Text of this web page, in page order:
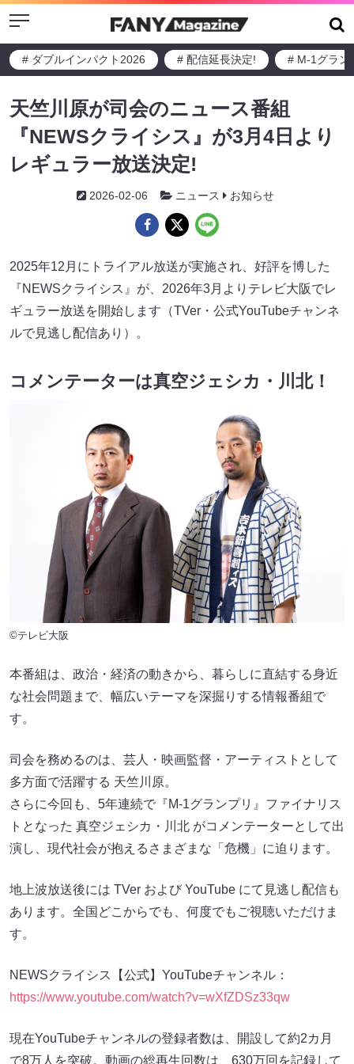
Menu
# ダブルインパクト2026 # 配信延長決定! # M-1グラン
天竺川原が司会のニュース番組
『NEWSクライシス』が3月4日より
レギュラー放送決定!
2026-02-06 ニュース お知らせ
2025年12月にトライアル放送が実施され、好評を博した
『NEWSクライシス』が、2026年3月よりテレビ大阪でレ
ギュラー放送を開始します（TVer・公式YouTubeチャンネ
ルで見逃し配信あり）。
コメンテーターは真空ジェシカ・川北！
©テレビ大阪
本番組は、政治・経済の動きから、暮らしに直結する身近
な社会問題まで、幅広いテーマを深掘りする情報番組で
す。
司会を務めるのは、芸人・映画監督・アーティストとして
多方面で活躍する 天竺川原。
さらに今回も、5年連続で『M-1グランプリ』ファイナリス
トとなった 真空ジェシカ・川北 がコメンテーターとして出
演し、現代社会が抱えるさまざまな「危機」に迫ります。
地上波放送後には TVer および YouTube にて見逃し配信も
あります。全国どこからでも、何度でもご視聴いただけま
す。
NEWSクライシス【公式】YouTubeチャンネル：
https://www.youtube.com/watch?v=wXfZDSz33qw
現在YouTubeチャンネルの登録者数は、開設して約2カ月
で8万人を突破。動画の総再生回数は、630万回を記録して